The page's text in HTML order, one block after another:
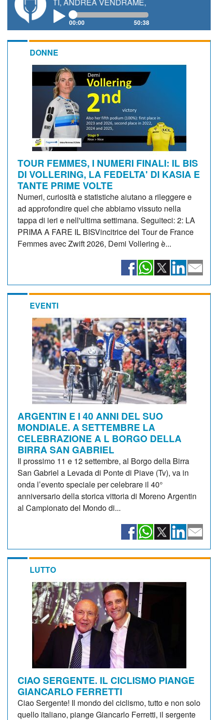
00:00 50:38
DONNE
TOUR FEMMES, I NUMERI FINALI: IL BIS
DI VOLLERING, LA FEDELTA' DI KASIA E
TANTE PRIME VOLTE
Numeri, curiosità e statistiche aiutano a rileggere e
ad approfondire quel che abbiamo vissuto nella
tappa di ieri e nell'ultima settimana. Seguiteci: 2: LA
PRIMA A FARE IL BISVincitrice del Tour de France
Femmes avec Zwift 2026, Demi Vollering è...
EVENTI
ARGENTIN E I 40 ANNI DEL SUO
MONDIALE. A SETTEMBRE LA
CELEBRAZIONE A L BORGO DELLA
BIRRA SAN GABRIEL
Il prossimo 11 e 12 settembre, al Borgo della Birra
San Gabriel a Levada di Ponte di Piave (Tv), va in
onda l’evento speciale per celebrare il 40°
anniversario della storica vittoria di Moreno Argentin
al Campionato del Mondo di...
LUTTO
CIAO SERGENTE. IL CICLISMO PIANGE
GIANCARLO FERRETTI
Ciao Sergente! Il mondo del ciclismo, tutto e non solo
quello italiano, piange Giancarlo Ferretti, il sergente